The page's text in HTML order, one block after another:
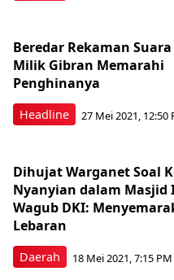
Headline
Beredar Rekaman
Milik Gibran Memarahi
Penghinanya
27 Mei 2021, 12:50
Daerah
Dihujat Warganet Soal
Nyanyian dalam Masjid
Wagub DKI:
Lebaran
18 Mei 2021, 7:15 PM